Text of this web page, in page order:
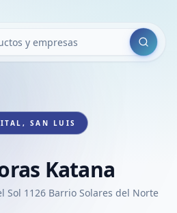
Buscar
SAN LUIS
Katana
Sol 1126 Barrio Solares del Norte